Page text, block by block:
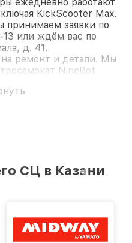
ежедневно работают
KickScooter Max.
принимаем заявки по
или ждём вас по
д. 41.
ремонт и детали. Мы
NineBot
СЦ в Казани